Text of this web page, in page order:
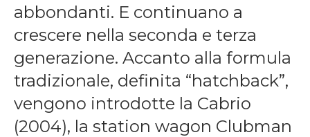
abbondanti. E continuano a
crescere nella seconda e terza
generazione. Accanto alla formula
tradizionale, definita “hatchback”,
vengono introdotte la Cabrio
(2004), la station wagon Clubman